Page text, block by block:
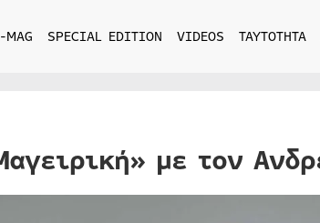
MAG SPECIAL EDITION VIDEOS ΤΑΥΤΟΤΗΤΑ
με τον